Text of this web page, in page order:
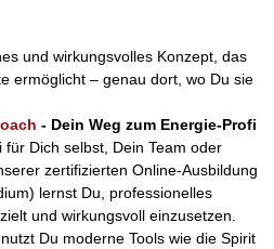
und wirkungsvolles Konzept, das
ermöglicht – genau dort, wo Du sie
- Dein Weg zum Energie-Profi
Dich selbst, Dein Team oder
zertifizierten Online-Ausbildung
lernst Du, professionelles
und wirkungsvoll einzusetzen.
Du moderne Tools wie die Spirit